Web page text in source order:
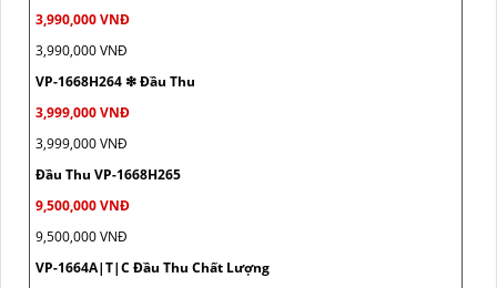
3,990,000 VNĐ
3,990,000 VNĐ
VP-1668H264 ❇ Đầu Thu
3,999,000 VNĐ
3,999,000 VNĐ
Đầu Thu VP-1668H265
9,500,000 VNĐ
9,500,000 VNĐ
VP-1664A|T|C Đầu Thu Chất Lượng